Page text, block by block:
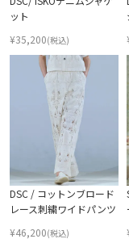
ット
¥35,200(税込)
DSC / コットンブロード
レース刺繍ワイドパンツ
¥46,200(税込)